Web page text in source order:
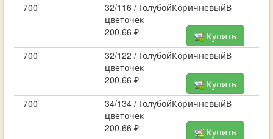
700
32/116 / ГолубойКоричневыйВ
цветочек
200,66 ₽
Купить
700
32/122 / ГолубойКоричневыйВ
цветочек
200,66 ₽
Купить
700
34/134 / ГолубойКоричневыйВ
цветочек
200,66 ₽
Купить